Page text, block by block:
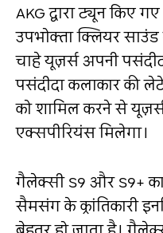
AKG द्वारा ट्यून किए
उपभोक्ता क्लियर
चाहे यूज़र्स अपनी
पसंदीदा कलाकार की
को शामिल करने से
एक्सपीरियंस मिलेगा।
गैलेक्सी S9 और S9+
सैमसंग के क्रांतिकारी